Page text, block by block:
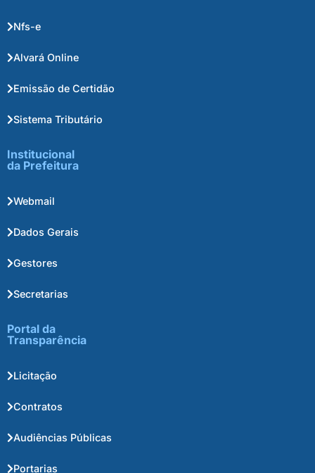
Nfs-e
Alvará Online
Emissão de Certidão
Sistema Tributário
Institucional
da Prefeitura
Webmail
Dados Gerais
Gestores
Secretarias
Portal da
Transparência
Licitação
Contratos
Audiências Públicas
Portarias